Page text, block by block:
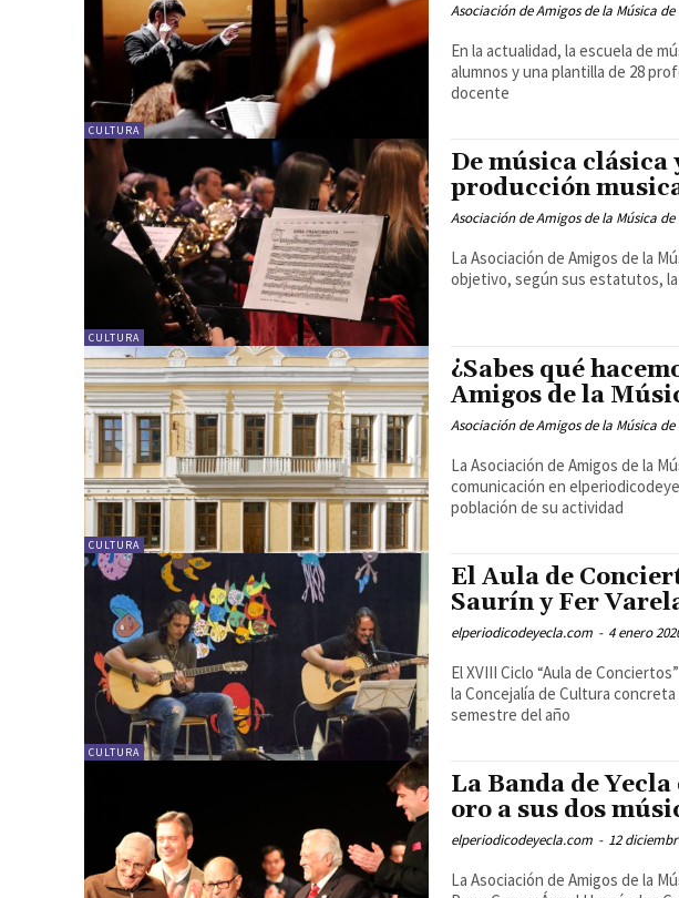
CULTURA
Asociación de Amigos de la Música de
En la actualidad, la escuela de
alumnos y una plantilla de 28
docente
CULTURA
De música clásica
producción
Asociación de Amigos de la Música de
La Asociación de Amigos de la
objetivo, según sus estatutos,
CULTURA
¿Sabes qué
Amigos de la
Asociación de Amigos de la Música de
La Asociación de Amigos de la
comunicación en
población de su actividad
CULTURA
El Aula de
Saurín y Fer
elperiodicodeyecla.com - 4 enero
El XVIII Ciclo “Aula de
la Concejalía de Cultura
semestre del año
La Banda de
oro a sus dos
elperiodicodeyecla.com - 12
La Asociación de Amigos de la